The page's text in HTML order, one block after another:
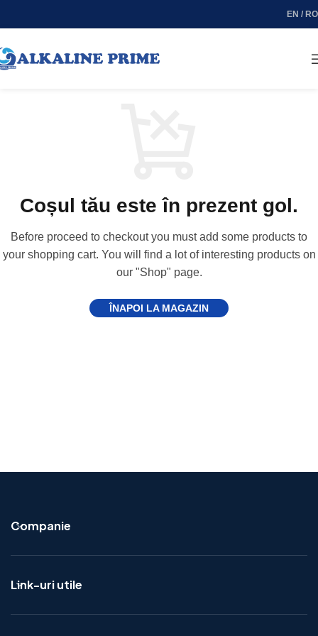
EN / RO
Coșul tău este în prezent gol.
Before proceed to checkout you must add some products to
your shopping cart. You will find a lot of interesting products on
our "Shop" page.
ÎNAPOI LA MAGAZIN
Companie
Link-uri utile